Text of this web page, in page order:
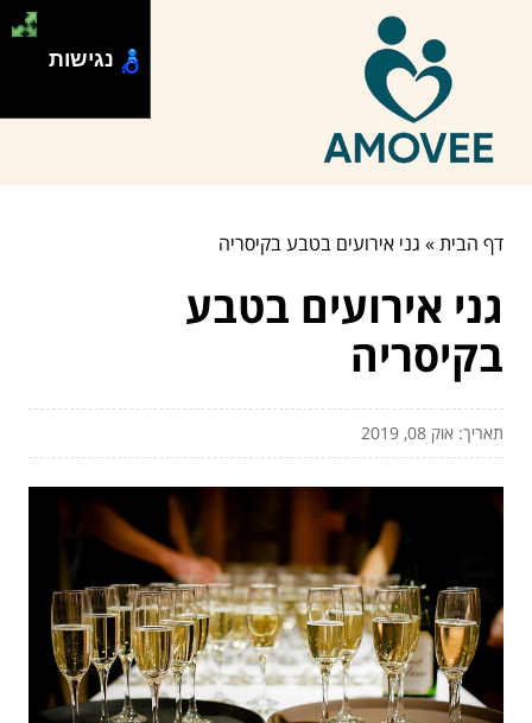
דף הבית» גני אירועים בטבע בקיסריה
גני אירועים בטבע
בקיסריה
תאריך: אוק 08, 2019
נגישות